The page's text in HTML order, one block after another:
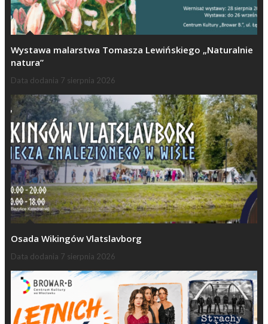
Wystawa malarstwa Tomasza Lewińskiego „Naturalnie
natura”
Data dodania 7 sierpnia 2026
Osada Wikingów Vlatslavborg
Data dodania 7 sierpnia 2026